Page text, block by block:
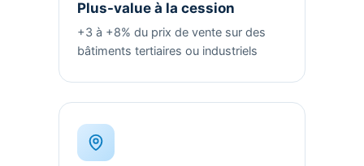
Plus-value à la cession
+3 à +8% du prix de vente sur des
bâtiments tertiaires ou industriels